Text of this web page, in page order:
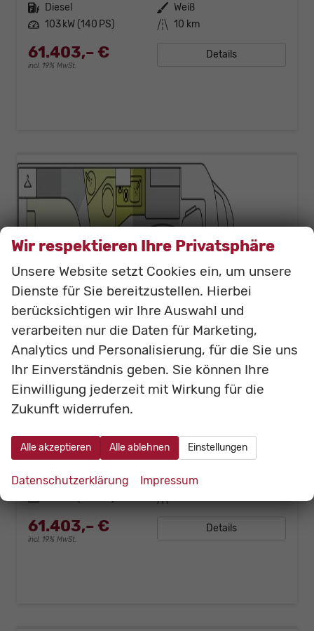
Kraftstoff Diesel Außenfarbe Weiß
Leistung 103 kW (140 PS) Kilometerstand 10 km
61.403,– €
incl. 19% MwSt.
Details
Etrusco Teilintegriert
T 7.4 QBC 140 PS MT
unverbindliche Lieferzeit:6 Monate Neufahrzeug
Kraftstoff Diesel Außenfarbe Weiß
61.403,– €
incl. 19% MwSt.
Details
Wir respektieren Ihre Privatsphäre
Unsere Website setzt Cookies ein, um unsere
Dienste für Sie bereitzustellen. Hierbei
berücksichtigen wir Ihre Auswahl und
verarbeiten nur die Daten für Marketing,
Analytics und Personalisierung, für die Sie uns
Ihr Einverständnis geben. Sie können Ihre
Einwilligung jederzeit mit Wirkung für die
Zukunft widerrufen.
Alle akzeptieren Alle ablehnen Einstellungen
Datenschutzerklärung Impressum